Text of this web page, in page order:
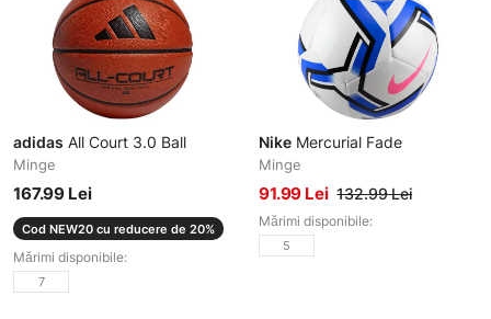
adidas All Court 3.0 Ball
Minge
167.99 Lei
Cod NEW20 cu reducere de 20%
Mărimi disponibile:
7
Nike Mercurial Fade
Minge
91.99 Lei 132.99 Lei
Mărimi disponibile:
5